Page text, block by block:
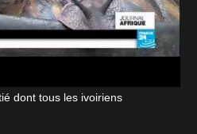
dont tous les ivoiriens